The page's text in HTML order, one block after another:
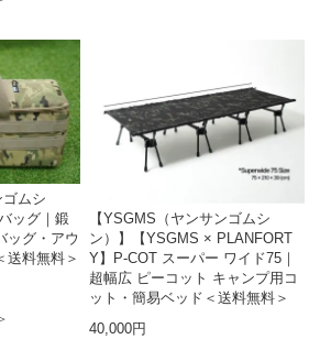
ゴムシ
ッグ｜鍛
ッグ・アウ
送料無料＞
【YSGMS（ヤンサンゴムシ
ン）】【YSGMS × PLANFORT
Y】P-COT スーパー ワイド75｜
超幅広 ピーコット キャンプ用コ
ット・簡易ベッド＜送料無料＞
40,000円